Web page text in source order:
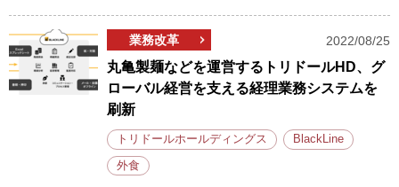
業務改革 2022/08/25
丸亀製麺などを運営するトリドールHD、グ
ローバル経営を支える経理業務システムを
刷新
トリドールホールディングス BlackLine
外食